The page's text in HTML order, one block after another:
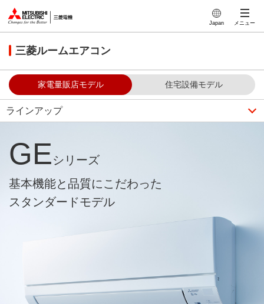
Japan メニュー
三菱ルームエアコン
家電量販店モデル 住宅設備モデル
ラインアップ
GEシリーズ
基本機能と品質にこだわった
スタンダードモデル